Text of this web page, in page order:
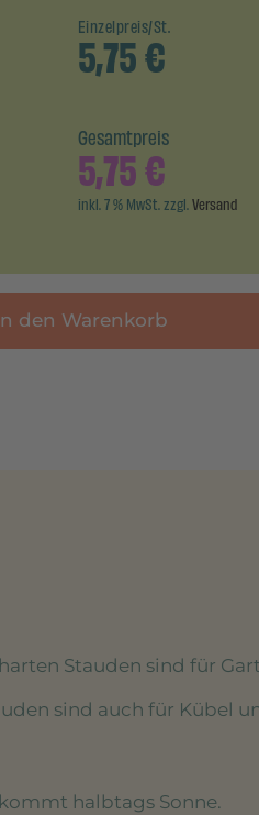
Einzelpreis/St.
5,75€
Gesamtpreis
5,75€
inkl. 7 % MwSt. zzgl.Versand
den Warenkorb
Stauden sind für
sind auch für Kübel
halbtags Sonne.